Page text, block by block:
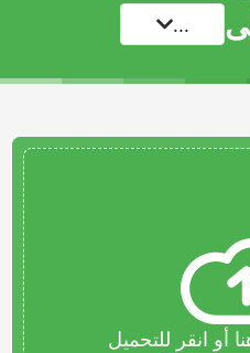
...
انقر للتحميل